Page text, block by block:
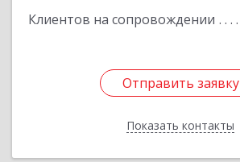
Клиентов на сопровождении
Отправить заявку
Показать контакты
Отправить заявку
Назад